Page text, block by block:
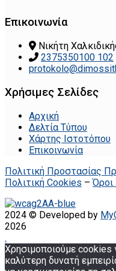
Επικοινωνία
Νικήτη
2375350100 102
Χρήσιμες Σελίδες
Αρχική
Δελτία Τύπου
Χάρτης Ιστοτόπου
Επικοινωνία
Πολιτική Προστασίας
Πολιτική Cookies –Όροι
2024 © Developed by
2026
.
Χρησιμοποιούμε
καλύτερη δυνατή